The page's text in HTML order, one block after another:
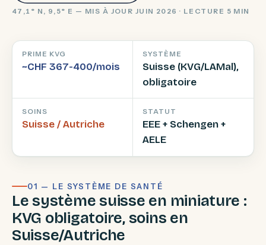
47,1° N, 9,5° E — MIS À JOUR JUIN 2026 · LECTURE 5 MIN
PRIME KVG
~CHF 367-400/mois
SYSTÈME
Suisse (KVG/LAMal),
obligatoire
SOINS
Suisse / Autriche
STATUT
EEE + Schengen +
AELE
01 — LE SYSTÈME DE SANTÉ
Le système suisse en miniature :
KVG obligatoire, soins en
Suisse/Autriche